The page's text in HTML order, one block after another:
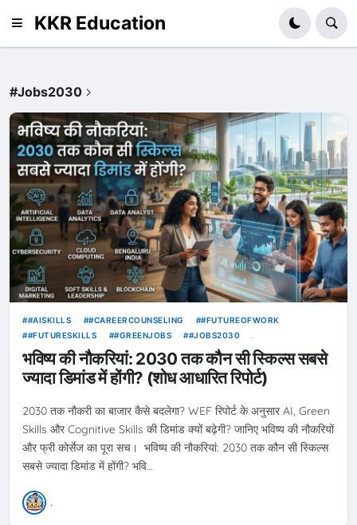
KKR Education
#Jobs2030
#AISKILLS #CAREERCOUNSELING
#FUTUREOFWORK
#FUTURESKILLS
#GREENJOBS
#JOBS2030
#SKILLDEVELOPMENT
#WORLDECONOMICFORUM EDUCATION
भविष्य की नौकरियां: 2030 तक कौन सी स्किल्स सबसे
ज्यादा डिमांड में होंगी? (शोध आधारित रिपोर्ट)
2030 तक नौकरी का बाजार कैसे बदलेगा? WEF रिपोर्ट के अनुसार AI, Green
Skills और Cognitive Skills की डिमांड क्यों बढ़ेगी? जानिए भविष्य की नौकरियों
और फ्री कोर्सेज का पूरा सच। भविष्य की नौकरियां: 2030 तक कौन सी स्किल्स
सबसे ज्यादा डिमांड में होंगी? भवि…
.